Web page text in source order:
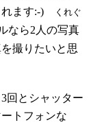
れます:-)
くれぐ
なら2人の写真
撮りたいと思
回とシャッター
トフォンな